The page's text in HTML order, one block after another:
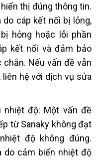
thị đúng thông tin.
cáp kết nối bị lỏng,
hỏng hoặc lỗi phần
kết nối và đảm bảo
Nếu vấn đề vẫn
hệ với dịch vụ sửa
nhiệt độ: Một vấn đề
từ Sanaky không đạt
độ không đúng.
do cảm biến nhiệt độ